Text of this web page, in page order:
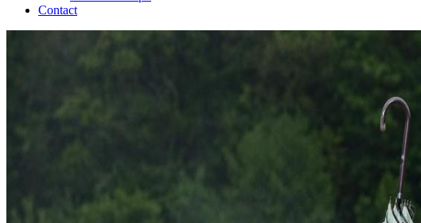
Contact